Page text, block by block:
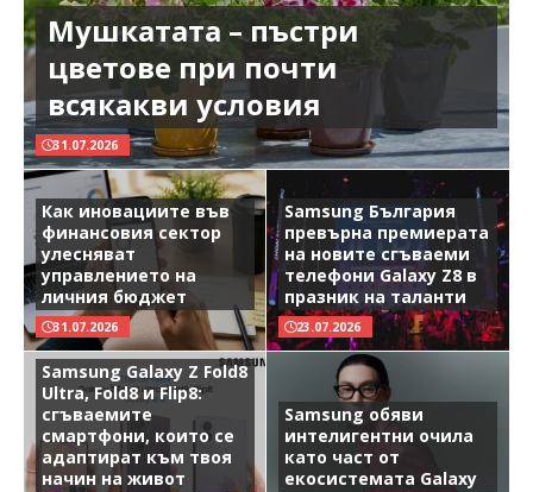
Мушкатата – пъстри
цветове при почти
всякакви условия
31.07.2026
Как иновациите във
финансовия сектор
улесняват
управлението на
личния бюджет
31.07.2026
Samsung България
превърна премиерата
на новите сгъваеми
телефони Galaxy Z8 в
празник на таланти
23.07.2026
Samsung Galaxy Z Fold8
Ultra, Fold8 и Flip8:
сгъваемите
смартфони, които се
адаптират към твоя
начин на живот
Samsung обяви
интелигентни очила
като част от
екосистемата Galaxy